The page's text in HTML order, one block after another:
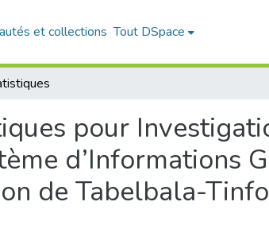
et collections Tout DSpace
pour
d’Informations
de Tabelbala-